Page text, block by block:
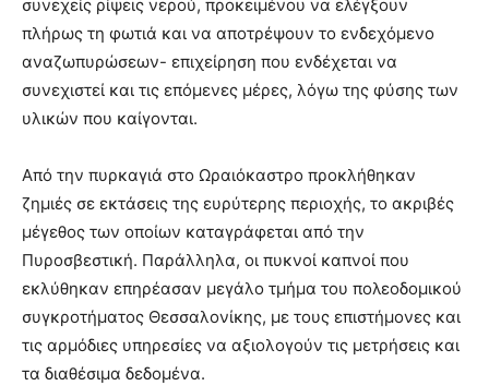
συνεχείς ρίψεις νερού, προκειμένου να ελέγξουν
πλήρως τη φωτιά και να αποτρέψουν το ενδεχόμενο
αναζωπυρώσεων- επιχείρηση που ενδέχεται να
συνεχιστεί και τις επόμενες μέρες, λόγω της φύσης των
υλικών που καίγονται.
Από την πυρκαγιά στο Ωραιόκαστρο προκλήθηκαν
ζημιές σε εκτάσεις της ευρύτερης περιοχής, το ακριβές
μέγεθος των οποίων καταγράφεται από την
Πυροσβεστική. Παράλληλα, οι πυκνοί καπνοί που
εκλύθηκαν επηρέασαν μεγάλο τμήμα του πολεοδομικού
συγκροτήματος Θεσσαλονίκης, με τους επιστήμονες και
τις αρμόδιες υπηρεσίες να αξιολογούν τις μετρήσεις και
τα διαθέσιμα δεδομένα.